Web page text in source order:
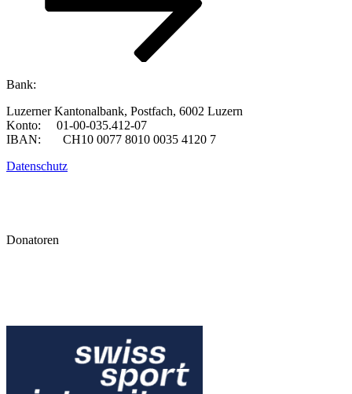
Bank:
Luzerner Kantonalbank, Postfach, 6002 Luzern
Konto: 01-00-035.412-07
IBAN: CH10 0077 8010 0035 4120 7
Datenschutz
Donatoren